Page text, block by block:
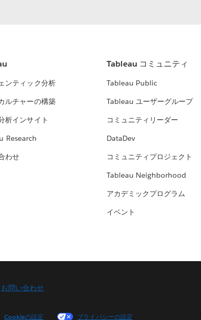
ンティック分析
ルチャーの構築
析インサイト
Research
わせ
Tableau コミュニティ
Tableau Public
Tableau ユーザーグループ
コミュニティリーダー
DataDev
コミュニティプロジェクト
Tableau Neighborhood
アカデミックプログラム
イベント
お問い合わせ
Cookieの設定 プライバシーの設定